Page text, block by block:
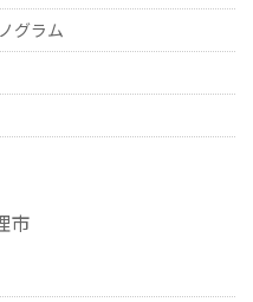
グラム
市